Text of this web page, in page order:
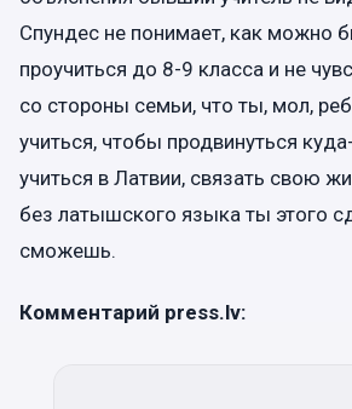
Спундес не понимает, как можно
проучиться до 8-9 класса и не
со стороны семьи, что ты, мол,
учиться, чтобы продвинуться
учиться в Латвии, связать свою
без латышского языка ты этого
сможешь.
Комментарий press.lv: